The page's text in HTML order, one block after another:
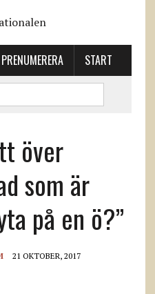
PRENUMERERA START
över
som är
på en ö?”
21 OKTOBER, 2017